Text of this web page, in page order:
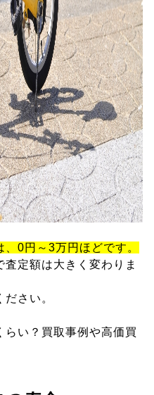
0円～3万円ほどです。
定額は大きく変わりま
さい。
らい？買取事例や高価買